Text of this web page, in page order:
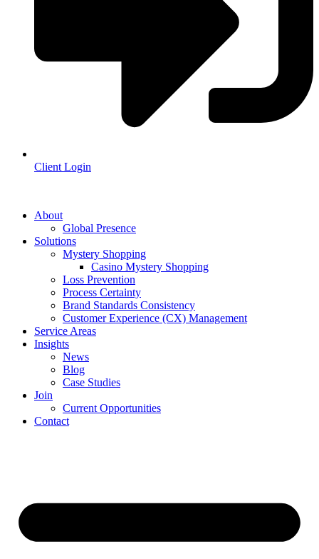
Client Login
About
Global Presence
Solutions
Mystery Shopping
Casino Mystery Shopping
Loss Prevention
Process Certainty
Brand Standards Consistency
Customer Experience (CX) Management
Service Areas
Insights
News
Blog
Case Studies
Join
Current Opportunities
Contact